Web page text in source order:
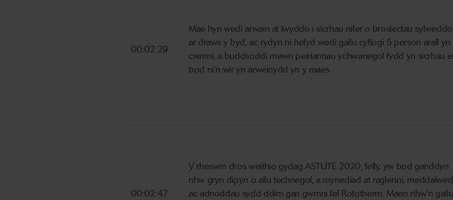
00:02:29
Mae hyn wedi arwain at lwyddo i sicrhau nifer o brosiectau
ar draws y byd, ac rydyn ni hefyd wedi gallu cyflogi 5 person arall yn
cwmni, a buddsoddi mewn peiriannau ychwanegol fydd yn sicrhau
bod ni’n wir yn arweinydd yn y maes.
00:02:47
Y rheswm dros weithio gydag ASTUTE 2020, felly, yw bod ganddyn
nhw gryn dipyn o allu technegol, a mynediad at raglenni,
ac adnoddau sydd ddim gan gwmni fel Rototherm. Maen nhw’n gallu